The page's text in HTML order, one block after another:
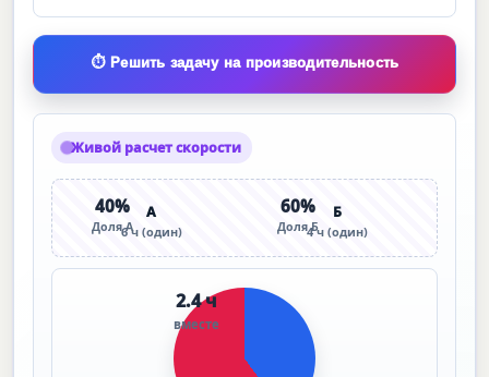
⏱️ Решить задачу на производительность
Живой расчет скорости
40%
Доля А
А
6 ч (один)
60%
Доля Б
Б
4 ч (один)
2.4 ч
вместе